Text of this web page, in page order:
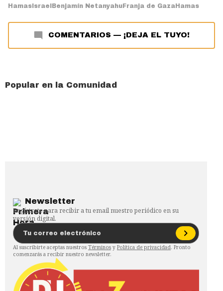
Hamas Israel Benjamín Netanyahu Franja de Gaza Hamas
COMENTARIOS — ¡DEJA EL TUYO!
Popular en la Comunidad
Newsletter
Regístrate para recibir a tu email nuestro periódico en su
versión digital.
Al suscribirte aceptas nuestros Términos y Política de privacidad. Pronto
comenzarás a recibir nuestro newsletter.